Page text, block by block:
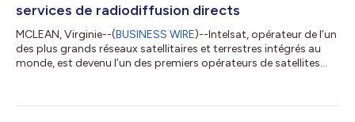
services de radiodiffusion directs
MCLEAN, Virginie--(BUSINESS WIRE)--Intelsat, opérateur de l’un
des plus grands réseaux satellitaires et terrestres intégrés au
monde, est devenu l’un des premiers opérateurs de satellites
sociétés de radiodiffusion indiennes, une avancée réglementaire